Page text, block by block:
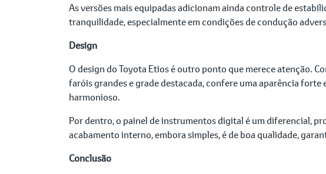
As versões mais equipadas adicionam ainda controle de
tranquilidade, especialmente em condições de condução
Design
O design do Toyota Etios é outro ponto que merece atenção.
faróis grandes e grade destacada, confere uma aparência
harmonioso.
Por dentro, o painel de instrumentos digital é um diferencial,
acabamento interno, embora simples, é de boa qualidade,
Conclusão